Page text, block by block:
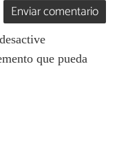
Enviar comentario
que pueda